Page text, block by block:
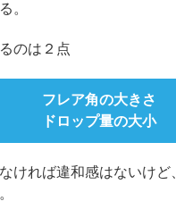
。
のは２点
フレア角の大きさ
ドロップ量の大小
ければ違和感はないけど